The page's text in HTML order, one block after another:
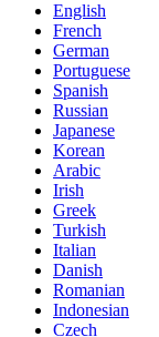
English
French
German
Portuguese
Spanish
Russian
Japanese
Korean
Arabic
Irish
Greek
Turkish
Italian
Danish
Romanian
Indonesian
Czech